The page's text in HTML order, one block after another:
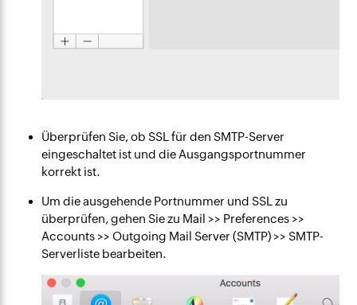
Überprüfen Sie, ob SSL für den SMTP-Server
eingeschaltet ist und die Ausgangsportnummer
korrekt ist.
Um die ausgehende Portnummer und SSL zu
überprüfen, gehen Sie zu Mail >> Preferences >>
Accounts >> Outgoing Mail Server (SMTP) >> SMTP-
Serverliste bearbeiten.